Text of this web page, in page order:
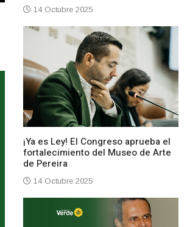
14 Octubre 2025
¡Ya es Ley! El Congreso aprueba el
fortalecimiento del Museo de Arte
de Pereira
14 Octubre 2025